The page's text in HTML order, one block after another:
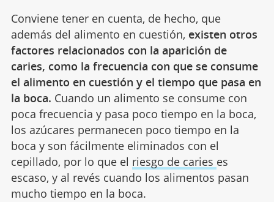
Conviene tener en cuenta, de hecho, que
además del alimento en cuestión, existen otros
factores relacionados con la aparición de
caries, como la frecuencia con que se consume
el alimento en cuestión y el tiempo que pasa en
la boca. Cuando un alimento se consume con
poca frecuencia y pasa poco tiempo en la boca,
los azúcares permanecen poco tiempo en la
boca y son fácilmente eliminados con el
cepillado, por lo que el riesgo de caries es
escaso, y al revés cuando los alimentos pasan
mucho tiempo en la boca.